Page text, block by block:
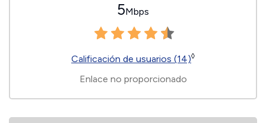
5Mbps
Calificación de usuarios (14)◊
Enlace no proporcionado